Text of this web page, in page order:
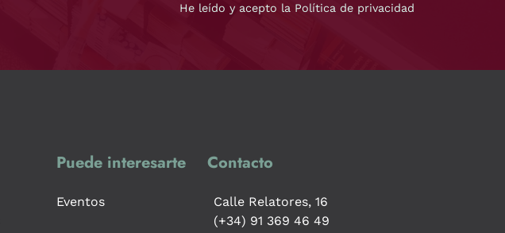
He leído y acepto la Política de privacidad
Puede interesarte
Eventos
Contacto
Calle Relatores, 16
(+34) 91 369 46 49